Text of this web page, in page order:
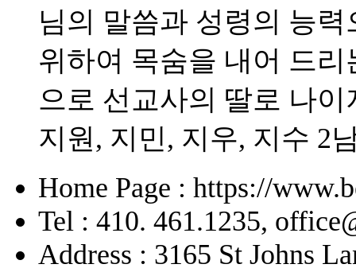
님의 말씀과 성령의 능
위하여 목숨을 내어 드
으로 선교사의 딸로 나
지원, 지민, 지우, 지수 2
Home Page : https://
Tel : 410. 461.1235,
Address : 3165 St Johns